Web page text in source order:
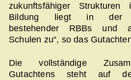
zukunftsfähiger
Bildung liegt in der
bestehender RBBs und
Schulen zu“, so das
Die vollständige
Gutachtens steht auf